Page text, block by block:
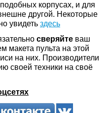
корпусах, и для
другой. Некоторые
увидеть здесь
сверяйте ваш
макета пульта на этой
на них. Производители
своей техники на своё